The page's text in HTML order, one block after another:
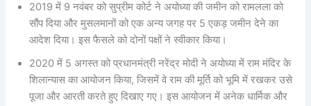
2019 में 9 नवंबर को सुप्रीम कोर्ट ने अयोध्या की जमीन को रामलला को
सौंप दिया और मुसलमानों को एक अन्य जगह पर 5 एकड़ जमीन देने का
आदेश दिया। इस फैसले को दोनों पक्षों ने स्वीकार किया।
2020 में 5 अगस्त को प्रधानमंत्री नरेंद्र मोदी ने अयोध्या में राम मंदिर के
शिलान्यास का आयोजन किया, जिसमें वे राम की मूर्ति को भूमि में रखकर उसे
पूजा और आरती करते हुए दिखाए गए। इस आयोजन में अनेक धार्मिक और